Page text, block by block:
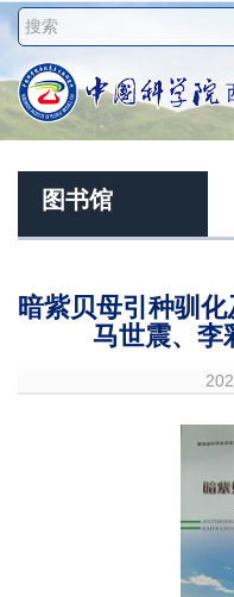
图书馆
暗紫贝母引种驯
马世震、李